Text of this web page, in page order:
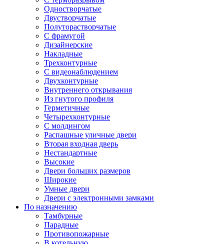
Одностворчатые
Двустворчатые
Полуторастворчатые
С фрамугой
Дизайнерские
Накладные
Трехконтурные
С видеонаблюдением
Двухконтурные
Внутреннего открывания
Из гнутого профиля
Герметичные
Четырехконтурные
С молдингом
Распашные уличные двери
Вторая входная дверь
Нестандартные
Высокие
Двери больших размеров
Широкие
Умные двери
Двери с электронными замками
По назначению
Тамбурные
Парадные
Противопожарные